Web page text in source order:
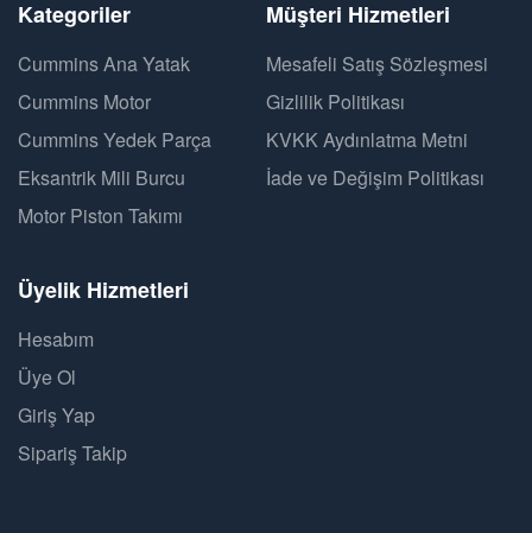
Kategoriler
Cummins Ana Yatak
Cummins Motor
Cummins Yedek Parça
Eksantrik Mili Burcu
Motor Piston Takımı
Müşteri Hizmetleri
Mesafeli Satış Sözleşmesi
Gizlilik Politikası
KVKK Aydınlatma Metni
İade ve Değişim Politikası
Üyelik Hizmetleri
Hesabım
Üye Ol
Giriş Yap
Sipariş Takip